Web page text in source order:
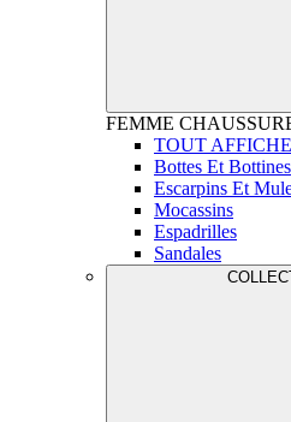
FEMME
TOUT
Bottes Et Bottines
Escarpins Et
Mocassins
Espadrilles
Sandales